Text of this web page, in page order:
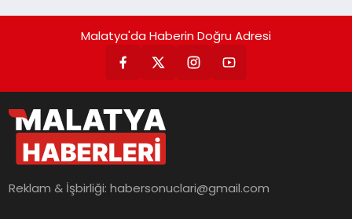
Malatya'da Haberin Doğru Adresi
Reklam & İşbirliği:habersonuclari@gmail.com